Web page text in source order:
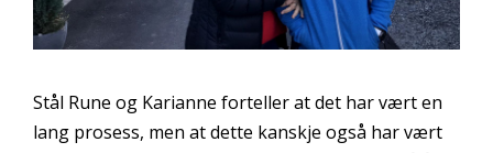
Stål Rune og Karianne forteller at det har vært en
lang prosess, men at dette kanskje også har vært